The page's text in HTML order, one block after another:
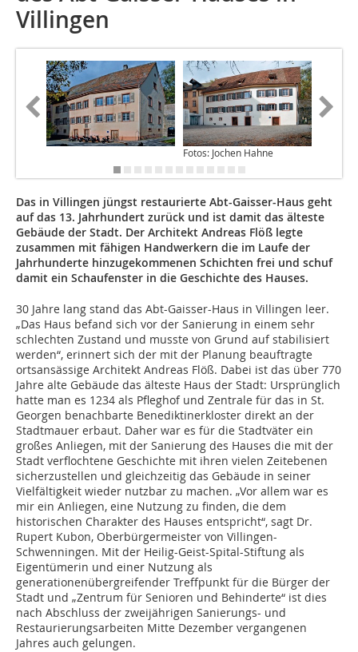
Villingen
Fotos: Jochen Hahne
Das in Villingen jüngst restaurierte Abt-Gaisser-Haus geht
auf das 13. Jahrhundert zurück und ist damit das älteste
Gebäude der Stadt. Der Architekt Andreas Flöß legte
zusammen mit fähigen Handwerkern die im Laufe der
Jahrhunderte hinzugekommenen Schichten frei und schuf
damit ein Schaufenster in die Geschichte des Hauses.
30 Jahre lang stand das Abt-Gaisser-Haus in Villingen leer.
„Das Haus befand sich vor der Sanierung in einem sehr
schlechten Zustand und musste von Grund auf stabilisiert
werden“, erinnert sich der mit der Planung beauftragte
ortsansässige Architekt Andreas Flöß. Dabei ist das über 770
Jahre alte Gebäude das älteste Haus der Stadt: Ursprünglich
hatte man es 1234 als Pfleghof und Zentrale für das in St.
Georgen benachbarte Benediktinerkloster direkt an der
Stadtmauer erbaut. Daher war es für die Stadtväter ein
großes Anliegen, mit der Sanierung des Hauses die mit der
Stadt verflochtene Geschichte mit ihren vielen Zeitebenen
sicherzustellen und gleichzeitig das Gebäude in seiner
Vielfältigkeit wieder nutzbar zu machen. „Vor allem war es
mir ein Anliegen, eine Nutzung zu finden, die dem
historischen Charakter des Hauses entspricht“, sagt Dr.
Rupert Kubon, Oberbürgermeister von Villingen-
Schwenningen. Mit der Heilig-Geist-Spital-Stiftung als
Eigentümerin und einer Nutzung als
generationenübergreifender Treffpunkt für die Bürger der
Stadt und „Zentrum für Senioren und Behinderte“ ist dies
nach Abschluss der zweijährigen Sanierungs- und
Restaurierungsarbeiten Mitte Dezember vergangenen
Jahres auch gelungen.